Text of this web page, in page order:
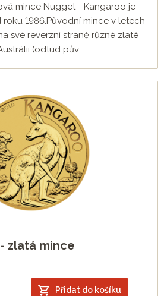
mince Nugget - Kangaroo je
roku 1986.Původní mince v letech
své reverzní straně různé zlaté
(odtud pův...
zlatá mince
Přidat do košíku